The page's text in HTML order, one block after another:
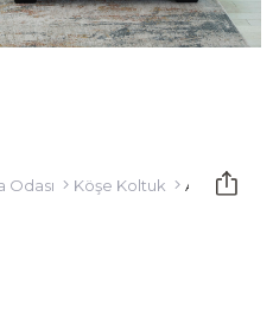
Odası Köşe Koltuk Amesley